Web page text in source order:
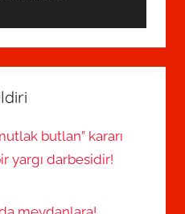
butlan” kararı
yargı darbesidir!